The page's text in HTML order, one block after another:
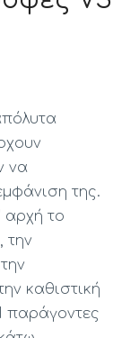
να
της.
αρχή το
την
καθιστική
παράγοντες